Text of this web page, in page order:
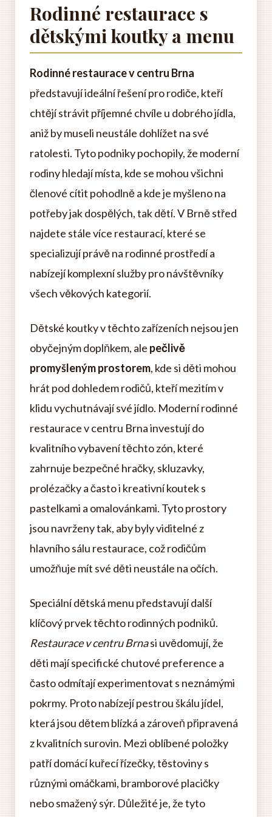
Rodinné restaurace s
dětskými koutky a menu
Rodinné restaurace v centru Brna
představují ideální řešení pro rodiče, kteří
chtějí strávit příjemné chvíle u dobrého jídla,
aniž by museli neustále dohlížet na své
ratolesti. Tyto podniky pochopily, že moderní
rodiny hledají místa, kde se mohou všichni
členové cítit pohodlně a kde je myšleno na
potřeby jak dospělých, tak dětí. V Brně střed
najdete stále více restaurací, které se
specializují právě na rodinné prostředí a
nabízejí komplexní služby pro návštěvníky
všech věkových kategorií.
Dětské koutky v těchto zařízeních nejsou jen
obyčejným doplňkem, ale pečlivě
promyšleným prostorem, kde si děti mohou
hrát pod dohledem rodičů, kteří mezitím v
klidu vychutnávají své jídlo. Moderní rodinné
restaurace v centru Brna investují do
kvalitního vybavení těchto zón, které
zahrnuje bezpečné hračky, skluzavky,
prolézačky a často i kreativní koutek s
pastelkami a omalovánkami. Tyto prostory
jsou navrženy tak, aby byly viditelné z
hlavního sálu restaurace, což rodičům
umožňuje mít své děti neustále na očích.
Speciální dětská menu představují další
klíčový prvek těchto rodinných podniků.
Restaurace v centru Brnasi uvědomují, že
děti mají specifické chutové preference a
často odmítají experimentovat s neznámými
pokrmy. Proto nabízejí pestrou škálu jídel,
která jsou dětem blízká a zároveň připravená
z kvalitních surovin. Mezi oblíbené položky
patří domácí kuřecí řízečky, těstoviny s
různými omáčkami, bramborové placičky
nebo smažený sýr. Důležité je, že tyto